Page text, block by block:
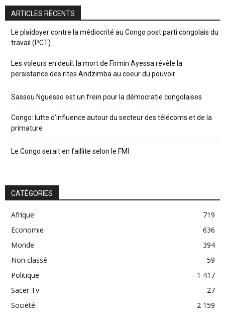
ARTICLES RÉCENTS
Le plaidoyer contre la médiocrité au Congo post parti congolais du
travail (PCT)
Les voleurs en deuil: la mort de Firmin Ayessa révèle la
persistance des rites Andzimba au coeur du pouvoir
Sassou Nguesso est un frein pour la démocratie congolaises
Congo: lutte d’influence autour du secteur des télécoms et de la
primature
Le Congo serait en faillite selon le FMI
CATÉGORIES
Afrique
719
Economie
636
Monde
394
Non classé
59
Politique
1 417
Sacer Tv
27
Société
2 159